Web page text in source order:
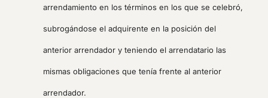
arrendamiento en los términos en los que se celebró,
subrogándose el adquirente en la posición del
anterior arrendador y teniendo el arrendatario las
mismas obligaciones que tenía frente al anterior
arrendador.